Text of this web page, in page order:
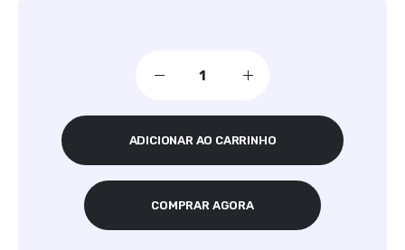
ADICIONAR AO CARRINHO
COMPRAR AGORA